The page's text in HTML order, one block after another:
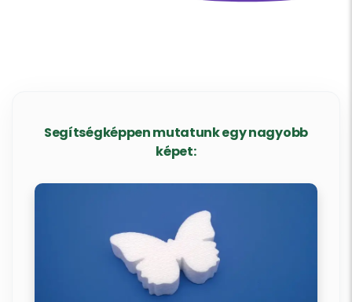
Segítségképpen mutatunk egy nagyobb
képet: